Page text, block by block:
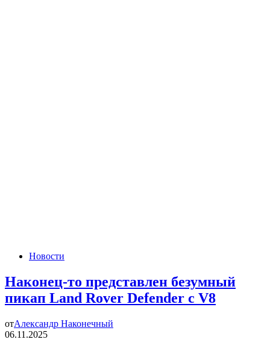
Новости
Наконец-то представлен безумный
пикап Land Rover Defender с V8
отАлександр Наконечный
06.11.2025